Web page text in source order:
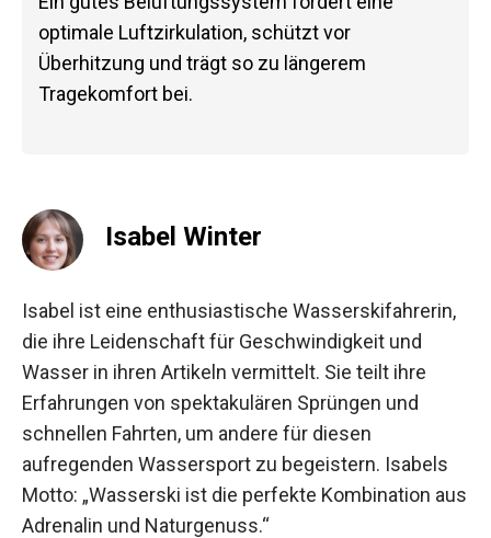
optimale Luftzirkulation, schützt vor
Überhitzung und trägt so zu längerem
Tragekomfort bei.
Isabel Winter
Isabel ist eine enthusiastische Wasserskifahrerin,
die ihre Leidenschaft für Geschwindigkeit und
Wasser in ihren Artikeln vermittelt. Sie teilt ihre
Erfahrungen von spektakulären Sprüngen und
schnellen Fahrten, um andere für diesen
aufregenden Wassersport zu begeistern. Isabels
Motto: „Wasserski ist die perfekte Kombination aus
Adrenalin und Naturgenuss.“